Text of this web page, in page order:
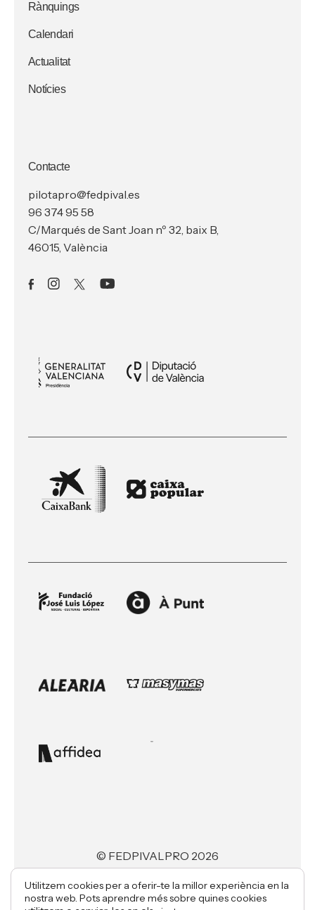
Rànquings
Calendari
Actualitat
Notícies
Contacte
pilotapro@fedpival.es
96 374 95 58
C/Marqués de Sant Joan nº 32, baix B,
46015, València
© FEDPIVALPRO 2026
Utilitzem cookies per a oferir-te la millor experiència en la
nostra web. Pots aprendre més sobre quines cookies